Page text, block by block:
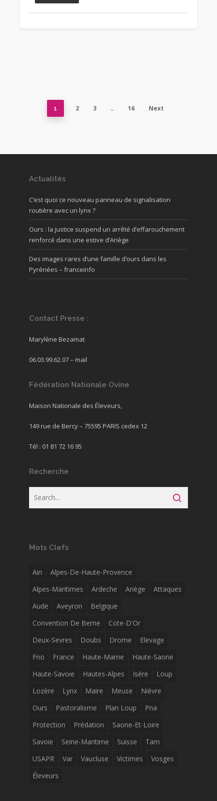
1 2 3 … 16 Next
Actualités
C’est quoi ce nouveau panneau de signalisation
routière avec un lynx ?
Ours : la justice suspend un arrêté d’effarouchement
renforcé dans une estive d’Ariège
Des images rares d’une famille d’ours dans les
Pyrénées – franceinfo
Contact Presse :
Marylène Bezamat
06.03.99.62.07 – mail
Fédération Nationale Ovine
Maison Nationale des Éleveurs,
149 rue de Bercy – 75595 PARIS cedex 12
Tél : 01 81 72 16 95
Recherche
Mots Clefs
Ain
Alpes-De-Haute-Provence
Alpes-Maritimes
Ardeche Ariège
Attaques
Aude
Aveyron
Belgique
Convention De Berne
Cote-D'Or
Deux-Sevres
Doubs Drome
Elevage
Fno
France Haute-Marne
Haute-Saone
Haute-Savoie
Hautes-Alpes Isère
Loup
Lozère
Lynx Maire Meuse
Nièvre
Ours
Pastoralisme Plan Loup
Pna
Protection
Prédation
Saone-Et-Loire
Savoie
Seine-Maritime Suisse
Tarn
USAPR
Var Vaucluse Victimes
Vosges
Éleveurs